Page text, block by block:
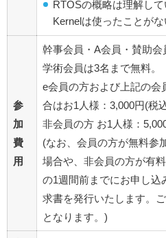
RTOSの概略は理解し
Kernelは使ったことがな
参
加
費
用
幹事会員・A会員・賛助会
学術会員は3名まで無料。
e会員の方および上記の会
合はお1人様：3,000円(税
非会員の方 お1人様：
(なお、会員の方が無料参
場合や、非会員の方が有
の1週間前までにお申し込
求書を発行いたします。
となります。)